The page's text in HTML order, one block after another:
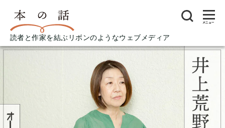
読者と作家を結ぶリボンのようなウェブメディア
メニュー